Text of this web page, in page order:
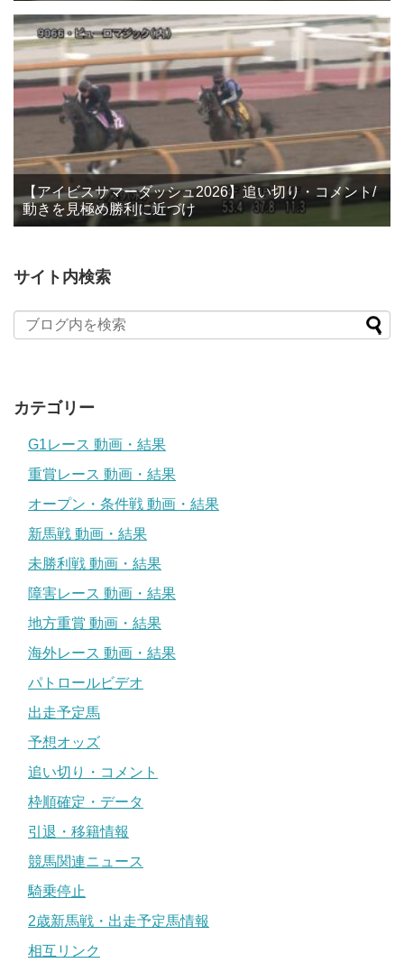
【アイビスサマーダッシュ2026】追い切り・コメント/
動きを見極め勝利に近づけ
サイト内検索
カテゴリー
G1レース 動画・結果
重賞レース 動画・結果
オープン・条件戦 動画・結果
新馬戦 動画・結果
未勝利戦 動画・結果
障害レース 動画・結果
地方重賞 動画・結果
海外レース 動画・結果
パトロールビデオ
出走予定馬
予想オッズ
追い切り・コメント
枠順確定・データ
引退・移籍情報
競馬関連ニュース
騎乗停止
2歳新馬戦・出走予定馬情報
相互リンク